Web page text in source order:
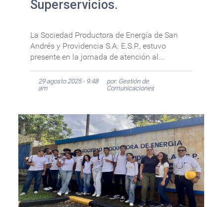
Superservicios.
La Sociedad Productora de Energía de San
Andrés y Providencia S.A. E.S.P., estuvo
presente en la jornada de atención al...
29 agosto 2025 - 9:48
am
por: Gestión de
Comunicaciones